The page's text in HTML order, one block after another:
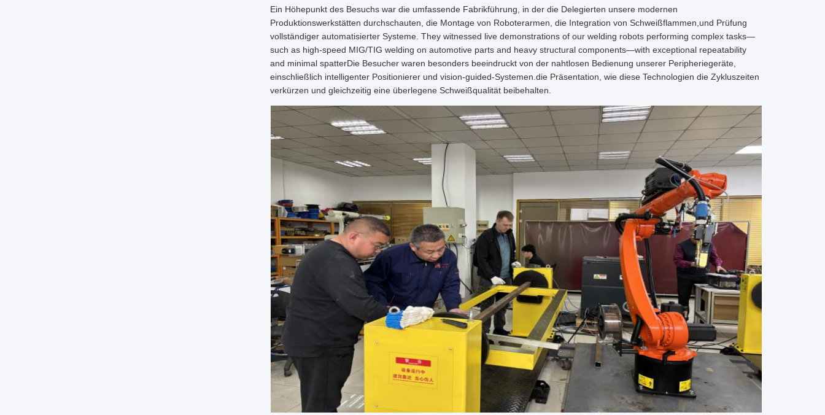
Ein Höhepunkt des Besuchs war die umfassende Fabrikführung, in der die Delegierten unsere modernen
Produktionswerkstätten durchschauten, die Montage von Roboterarmen, die Integration von Schweißflammen,und Prüfung
vollständiger automatisierter Systeme. They witnessed live demonstrations of our welding robots performing complex tasks—
such as high-speed MIG/TIG welding on automotive parts and heavy structural components—with exceptional repeatability
and minimal spatterDie Besucher waren besonders beeindruckt von der nahtlosen Bedienung unserer Peripheriegeräte,
einschließlich intelligenter Positionierer und vision-guided-Systemen.die Präsentation, wie diese Technologien die Zykluszeiten
verkürzen und gleichzeitig eine überlegene Schweißqualität beibehalten.